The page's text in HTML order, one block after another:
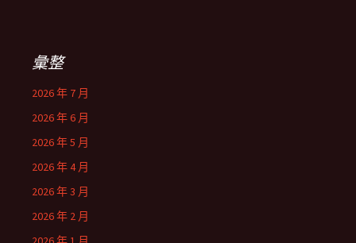
彙整
2026 年 7 月
2026 年 6 月
2026 年 5 月
2026 年 4 月
2026 年 3 月
2026 年 2 月